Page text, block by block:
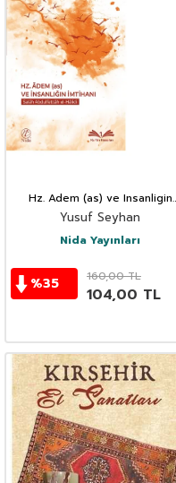
Hz. Adem (as) ve Insanligin
Imtihani
Yusuf Seyhan
Nida Yayınları
%35 160,00TL
104,00 TL